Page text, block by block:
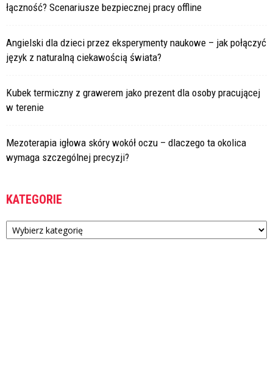
łączność? Scenariusze bezpiecznej pracy offline
Angielski dla dzieci przez eksperymenty naukowe – jak połączyć
język z naturalną ciekawością świata?
Kubek termiczny z grawerem jako prezent dla osoby pracującej
w terenie
Mezoterapia igłowa skóry wokół oczu – dlaczego ta okolica
wymaga szczególnej precyzji?
KATEGORIE
Kategorie